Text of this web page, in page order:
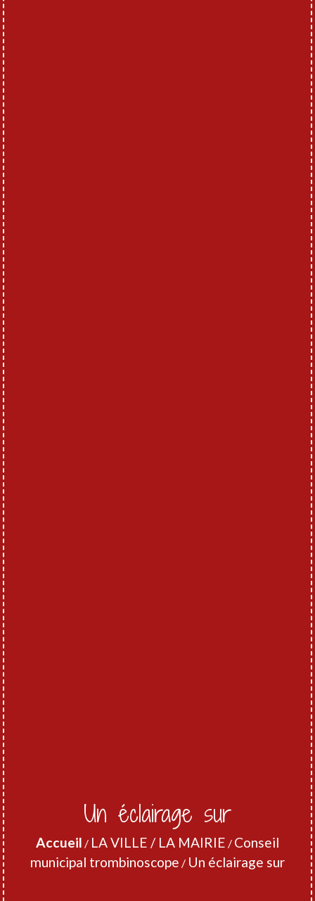
Un éclairage sur
Accueil / LA VILLE / LA MAIRIE / Conseil
municipal trombinoscope / Un éclairage sur